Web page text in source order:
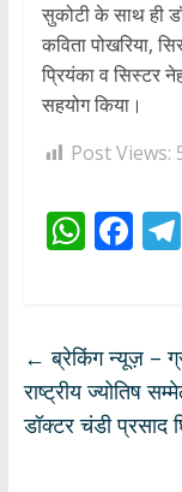
सुकोटी के साथ ही
कविता पोखरिया,
प्रियंका व सिस्टर
सहयोग किया।
Post Views:
W
s
A
p
F
b
o
o
← ब्रेकिंग न्यूज़ –
राष्ट्रीय ज्योतिष
डॉक्टर चंडी प्रसाद